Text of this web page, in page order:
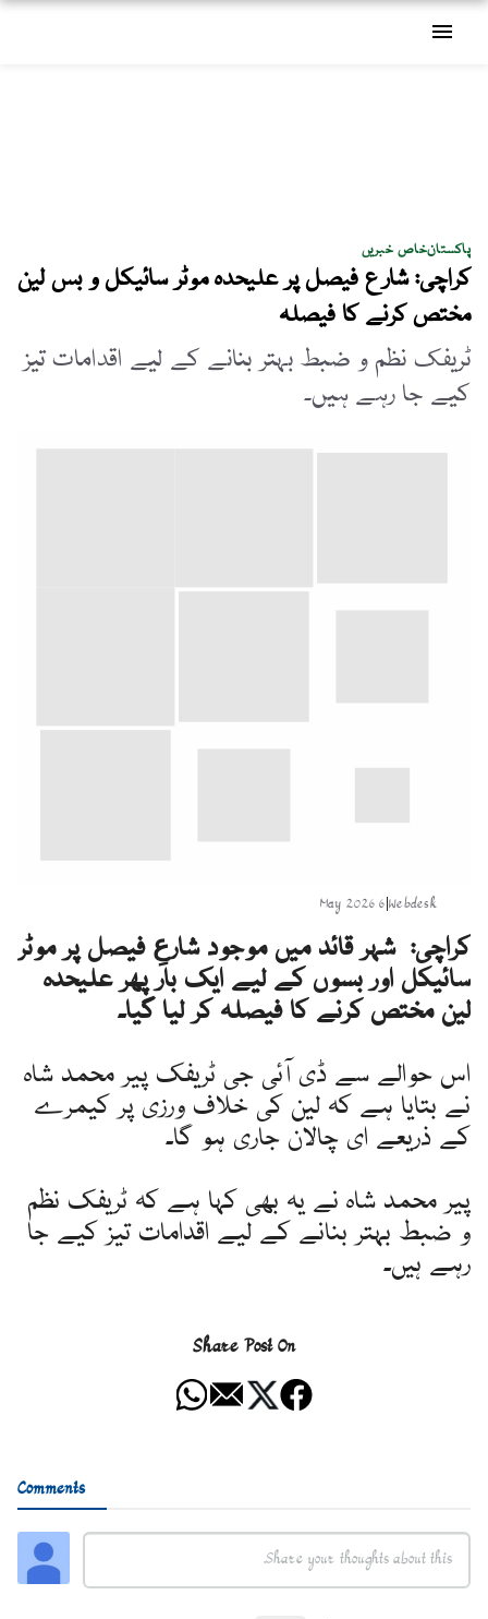
menu
پاکستانخاص خبریں
کراچی: شارع فیصل پر علیحدہ موٹر سائیکل و بس لین
مختص کرنے کا فیصلہ
ٹریفک نظم و ضبط بہتر بنانے کے لیے اقدامات تیز
کیے جا رہے ہیں۔
Webdesk
|
6 May 2026
کراچی: شہر قائد میں موجود شارعِ فیصل پر موٹر
سائیکل اور بسوں کے لیے ایک بار پھر علیحدہ
لین مختص کرنے کا فیصلہ کر لیا گیا۔
اس حوالے سے ڈی آئی جی ٹریفک پیر محمد شاہ
نے بتایا ہے کہ لین کی خلاف ورزی پر کیمرے
کے ذریعے ای چالان جاری ہو گا۔
پیر محمد شاہ نے یہ بھی کہا ہے کہ ٹریفک نظم
و ضبط بہتر بنانے کے لیے اقدامات تیز کیے جا
رہے ہیں۔
Share Post On
Comments